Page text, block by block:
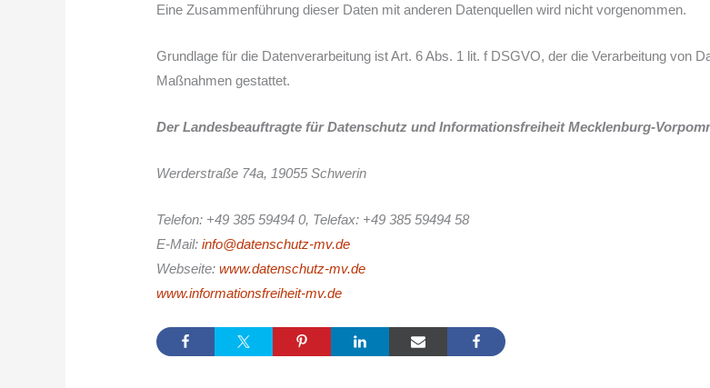
Eine Zusammenführung dieser Daten mit anderen Datenquellen wird nicht vorgenommen.
Grundlage für die Datenverarbeitung ist Art. 6 Abs. 1 lit. f DSGVO, der die Verarbeitung von
Maßnahmen gestattet.
Der Landesbeauftragte für Datenschutz und Informationsfreiheit Mecklenburg-
Werderstraße 74a, 19055 Schwerin
Telefon: +49 385 59494 0, Telefax: +49 385 59494 58
E-Mail:info@datenschutz-mv.de
Webseite:www.datenschutz-mv.de
www.informationsfreiheit-mv.de